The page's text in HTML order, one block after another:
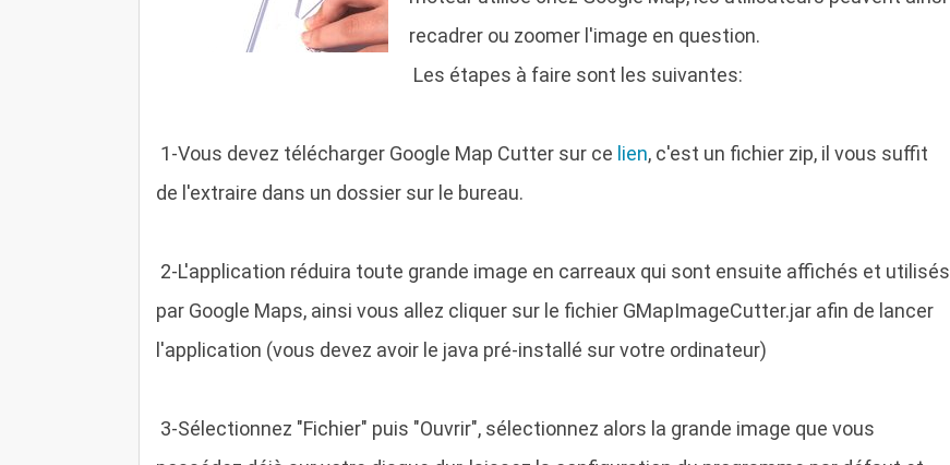
recadrer ou zoomer l'image en question.
Les étapes à faire sont les suivantes:
1-Vous devez télécharger Google Map Cutter sur ce lien, c'est un fichier zip, il vous suffit
de l'extraire dans un dossier sur le bureau.
2-L'application réduira toute grande image en carreaux qui sont ensuite affichés et utilisés
par Google Maps, ainsi vous allez cliquer sur le fichier GMapImageCutter.jar afin de lancer
l'application (vous devez avoir le java pré-installé sur votre ordinateur)
3-Sélectionnez "Fichier" puis "Ouvrir", sélectionnez alors la grande image que vous